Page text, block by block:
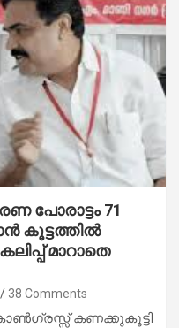
പോരാട്ടം 71
കൂട്ടത്തിൽ
മാറാതെ
38 Comments
കണക്കുകൂട്ടി